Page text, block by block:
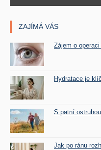
ZAJÍMÁ VÁS
Zájem o
Hydratace je
S patní
Jak po ránu